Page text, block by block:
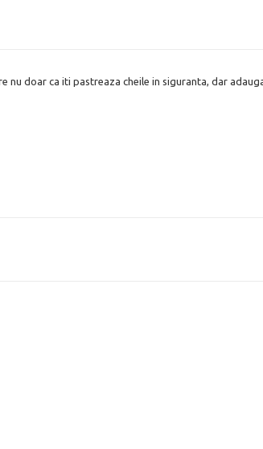
doar ca iti pastreaza cheile in siguranta, dar